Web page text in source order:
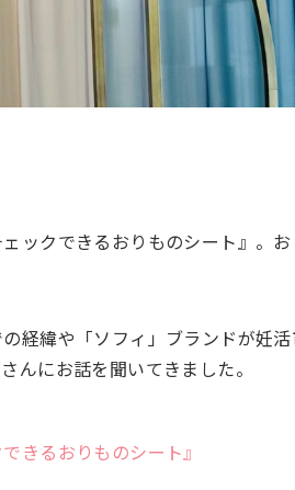
ックできるおりものシート』。
経緯や「ソフィ」ブランドが妊
んにお話を聞いてきました。
きるおりものシート』